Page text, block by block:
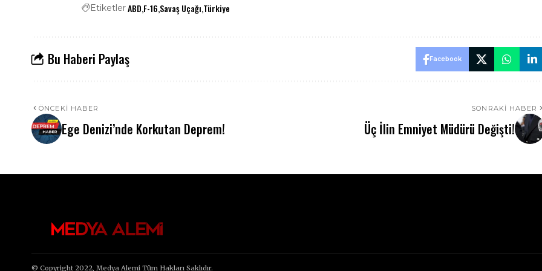
EtiketlerABD F-16 Savaş Uçağı Türkiye
Bu Haberi Paylaş Facebook
ÖNCEKI HABER
Ege Denizi’nde Korkutan Deprem!
SONRAKI HABER
Üç İlin Emniyet Müdürü Değişti!
© Copyright 2022, Medya Alemi Tüm Hakları Saklıdır.